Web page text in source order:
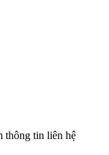
thông tin liên hệ